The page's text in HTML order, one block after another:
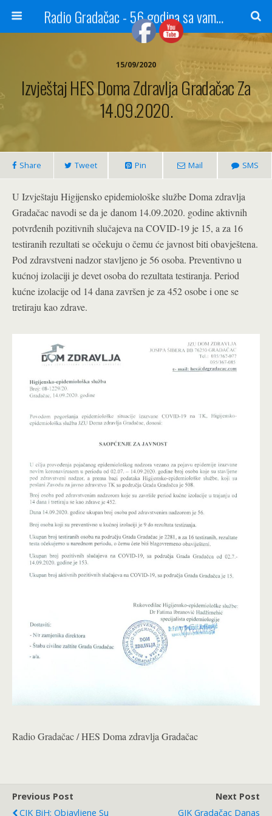
Radio Gradačac - 56 godina sa vama...
15/09/2020
Izvještaj HES Doma Zdravlja Gradačac Za
14.09.2020.
Share Tweet Pin Mail SMS
U Izvještaju Higijensko epidemiološke službe Doma zdravlja
Gradačac navodi se da je danom 14.09.2020. godine aktivnih
potvrđenih pozitivnih slučajeva na COVID-19 je 15, a za 16
testiranih rezultati se očekuju o čemu će javnost biti obavještena.
Pod zdravstveni nadzor stavljeno je 56 osoba. Preventivno u
kućnoj izolaciji je devet osoba do rezultata testiranja. Period
kućne izolacije od 14 dana završen je za 452 osobe i one se
tretiraju kao zdrave.
Radio Gradačac / HES Doma zdravlja Gradačac
Previous Post
CIK BiH: Objavljene Su
Next Post
GIK Gradačac Danas